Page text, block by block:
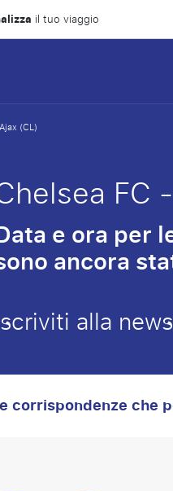
il tuo viaggio
(CL)
FC
e ora per
ancora
alla
corrispondenze che